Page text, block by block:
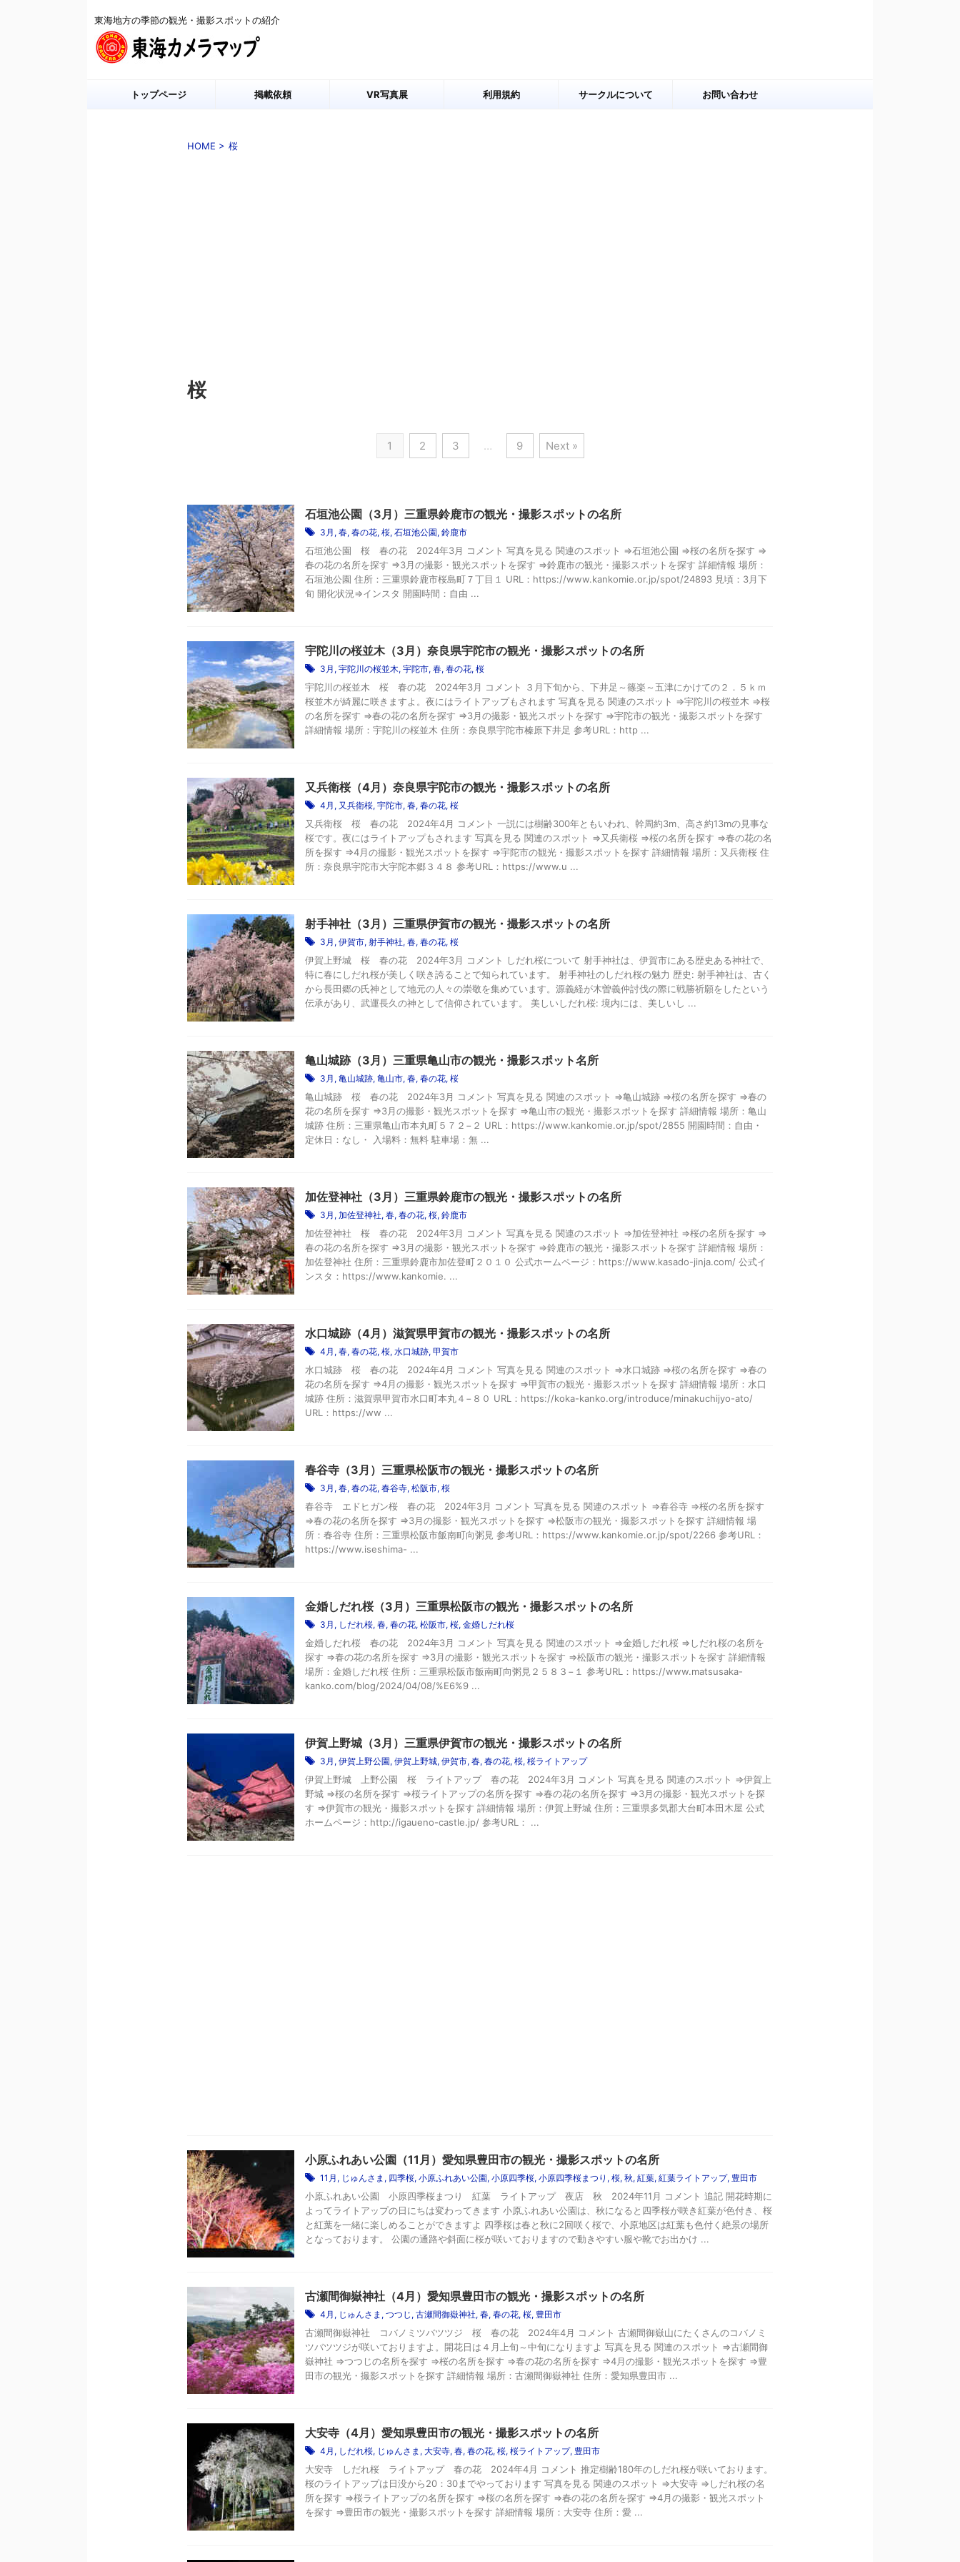
東海地方の季節の観光・撮影スポットの紹介
トップページ 掲載依頼 VR写真展 利用規約 サークルについて お問い合わせ
HOME > 桜
桜
1 2 3 … 9 Next »
石垣池公園（3月）三重県鈴鹿市の観光・撮影スポットの名所
3月 , 春, 春の花, 桜, 石垣池公園, 鈴鹿市
石垣池公園 桜 春の花 2024年3月 コメント 写真を見る 関連のスポット ⇒石垣池公園 ⇒桜の名所を探す ⇒
春の花の名所を探す ⇒3月の撮影・観光スポットを探す ⇒鈴鹿市の観光・撮影スポットを探す 詳細情報 場所：
石垣池公園 住所：三重県鈴鹿市桜島町７丁目１ URL：https://www.kankomie.or.jp/spot/24893 見頃：3月下
旬 開化状況⇒インスタ 開園時間：自由 ...
宇陀川の桜並木（3月）奈良県宇陀市の観光・撮影スポットの名所
3月 , 宇陀川の桜並木, 宇陀市, 春, 春の花, 桜
宇陀川の桜並木 桜 春の花 2024年3月 コメント ３月下旬から、下井足～篠楽～五津にかけての２．５ｋｍ
桜並木が綺麗に咲きますよ。夜にはライトアップもされます 写真を見る 関連のスポット ⇒宇陀川の桜並木 ⇒桜
の名所を探す ⇒春の花の名所を探す ⇒3月の撮影・観光スポットを探す ⇒宇陀市の観光・撮影スポットを探す
詳細情報 場所：宇陀川の桜並木 住所：奈良県宇陀市榛原下井足 参考URL：http ...
又兵衛桜（4月）奈良県宇陀市の観光・撮影スポットの名所
4月 , 又兵衛桜, 宇陀市, 春, 春の花, 桜
又兵衛桜 桜 春の花 2024年4月 コメント 一説には樹齢300年ともいわれ、幹周約3m、高さ約13mの見事な
桜です。夜にはライトアップもされます 写真を見る 関連のスポット ⇒又兵衛桜 ⇒桜の名所を探す ⇒春の花の名
所を探す ⇒4月の撮影・観光スポットを探す ⇒宇陀市の観光・撮影スポットを探す 詳細情報 場所：又兵衛桜 住
所：奈良県宇陀市大宇陀本郷３４８ 参考URL：https://www.u ...
射手神社（3月）三重県伊賀市の観光・撮影スポットの名所
3月 , 伊賀市, 射手神社, 春, 春の花, 桜
伊賀上野城 桜 春の花 2024年3月 コメント しだれ桜について 射手神社は、伊賀市にある歴史ある神社で、
特に春にしだれ桜が美しく咲き誇ることで知られています。 射手神社のしだれ桜の魅力 歴史: 射手神社は、古く
から長田郷の氏神として地元の人々の崇敬を集めています。源義経が木曽義仲討伐の際に戦勝祈願をしたという
伝承があり、武運長久の神として信仰されています。 美しいしだれ桜: 境内には、美しいし ...
亀山城跡（3月）三重県亀山市の観光・撮影スポット名所
3月 , 亀山城跡, 亀山市, 春, 春の花, 桜
亀山城跡 桜 春の花 2024年3月 コメント 写真を見る 関連のスポット ⇒亀山城跡 ⇒桜の名所を探す ⇒春の
花の名所を探す ⇒3月の撮影・観光スポットを探す ⇒亀山市の観光・撮影スポットを探す 詳細情報 場所：亀山
城跡 住所：三重県亀山市本丸町５７２−２ URL：https://www.kankomie.or.jp/spot/2855 開園時間：自由・
定休日：なし・ 入場料：無料 駐車場：無 ...
加佐登神社（3月）三重県鈴鹿市の観光・撮影スポットの名所
3月 , 加佐登神社, 春, 春の花, 桜, 鈴鹿市
加佐登神社 桜 春の花 2024年3月 コメント 写真を見る 関連のスポット ⇒加佐登神社 ⇒桜の名所を探す ⇒
春の花の名所を探す ⇒3月の撮影・観光スポットを探す ⇒鈴鹿市の観光・撮影スポットを探す 詳細情報 場所：
加佐登神社 住所：三重県鈴鹿市加佐登町２０１０ 公式ホームページ：https://www.kasado-jinja.com/ 公式イ
ンスタ：https://www.kankomie. ...
水口城跡（4月）滋賀県甲賀市の観光・撮影スポットの名所
4月 , 春, 春の花, 桜, 水口城跡, 甲賀市
水口城跡 桜 春の花 2024年4月 コメント 写真を見る 関連のスポット ⇒水口城跡 ⇒桜の名所を探す ⇒春の
花の名所を探す ⇒4月の撮影・観光スポットを探す ⇒甲賀市の観光・撮影スポットを探す 詳細情報 場所：水口
城跡 住所：滋賀県甲賀市水口町本丸４−８０ URL：https://koka-kanko.org/introduce/minakuchijyo-ato/
URL：https://ww ...
春谷寺（3月）三重県松阪市の観光・撮影スポットの名所
3月 , 春, 春の花, 春谷寺, 松阪市, 桜
春谷寺 エドヒガン桜 春の花 2024年3月 コメント 写真を見る 関連のスポット ⇒春谷寺 ⇒桜の名所を探す
⇒春の花の名所を探す ⇒3月の撮影・観光スポットを探す ⇒松阪市の観光・撮影スポットを探す 詳細情報 場
所：春谷寺 住所：三重県松阪市飯南町向粥見 参考URL：https://www.kankomie.or.jp/spot/2266 参考URL：
https://www.iseshima- ...
金婚しだれ桜（3月）三重県松阪市の観光・撮影スポットの名所
3月 , しだれ桜, 春, 春の花, 松阪市, 桜, 金婚しだれ桜
金婚しだれ桜 春の花 2024年3月 コメント 写真を見る 関連のスポット ⇒金婚しだれ桜 ⇒しだれ桜の名所を
探す ⇒春の花の名所を探す ⇒3月の撮影・観光スポットを探す ⇒松阪市の観光・撮影スポットを探す 詳細情報
場所：金婚しだれ桜 住所：三重県松阪市飯南町向粥見２５８３−１ 参考URL：https://www.matsusaka-
kanko.com/blog/2024/04/08/%E6%9 ...
伊賀上野城（3月）三重県伊賀市の観光・撮影スポットの名所
3月 , 伊賀上野公園, 伊賀上野城, 伊賀市, 春, 春の花, 桜, 桜ライトアップ
伊賀上野城 上野公園 桜 ライトアップ 春の花 2024年3月 コメント 写真を見る 関連のスポット ⇒伊賀上
野城 ⇒桜の名所を探す ⇒桜ライトアップの名所を探す ⇒春の花の名所を探す ⇒3月の撮影・観光スポットを探
す ⇒伊賀市の観光・撮影スポットを探す 詳細情報 場所：伊賀上野城 住所：三重県多気郡大台町本田木屋 公式
ホームページ：http://igaueno-castle.jp/ 参考URL： ...
小原ふれあい公園（11月）愛知県豊田市の観光・撮影スポットの名所
11月 , じゅんさま , 四季桜, 小原ふれあい公園, 小原四季桜, 小原四季桜まつり , 桜, 秋, 紅葉, 紅葉ライトアップ, 豊田市
小原ふれあい公園 小原四季桜まつり 紅葉 ライトアップ 夜店 秋 2024年11月 コメント 追記 開花時期に
よってライトアップの日にちは変わってきます 小原ふれあい公園は、秋になると四季桜が咲き紅葉が色付き、桜
と紅葉を一緒に楽しめることができますよ 四季桜は春と秋に2回咲く桜で、小原地区は紅葉も色付く絶景の場所
となっております。 公園の通路や斜面に桜が咲いておりますので動きやすい服や靴でお出かけ ...
古瀬間御嶽神社（4月）愛知県豊田市の観光・撮影スポットの名所
4月 , じゅんさま , つつじ , 古瀬間御嶽神社, 春, 春の花, 桜, 豊田市
古瀬間御嶽神社 コバノミツバツツジ 桜 春の花 2024年4月 コメント 古瀬間御嶽山にたくさんのコバノミ
ツバツツジが咲いておりますよ。開花日は４月上旬～中旬になりますよ 写真を見る 関連のスポット ⇒古瀬間御
嶽神社 ⇒つつじの名所を探す ⇒桜の名所を探す ⇒春の花の名所を探す ⇒4月の撮影・観光スポットを探す ⇒豊
田市の観光・撮影スポットを探す 詳細情報 場所：古瀬間御嶽神社 住所：愛知県豊田市 ...
大安寺（4月）愛知県豊田市の観光・撮影スポットの名所
4月 , しだれ桜, じゅんさま , 大安寺, 春, 春の花, 桜, 桜ライトアップ, 豊田市
大安寺 しだれ桜 ライトアップ 春の花 2024年4月 コメント 推定樹齢180年のしだれ桜が咲いております。
桜のライトアップは日没から20：30までやっております 写真を見る 関連のスポット ⇒大安寺 ⇒しだれ桜の名
所を探す ⇒桜ライトアップの名所を探す ⇒桜の名所を探す ⇒春の花の名所を探す ⇒4月の撮影・観光スポット
を探す ⇒豊田市の観光・撮影スポットを探す 詳細情報 場所：大安寺 住所：愛 ...